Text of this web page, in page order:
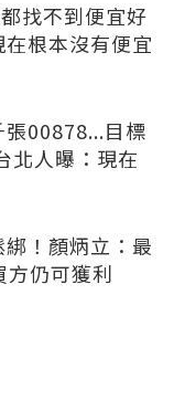
找不到便宜好
根本沒有便宜
00878...目標
北人曝：現在
！顏炳立：最
仍可獲利